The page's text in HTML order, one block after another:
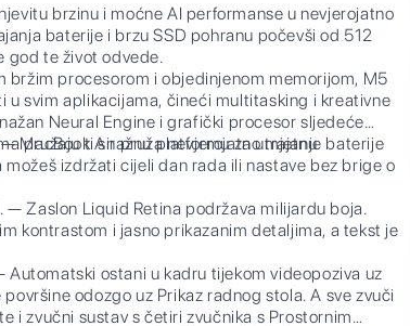
brzinu i moćne AI performanse u nevjerojatno
baterije i brzu SSD pohranu počevši od 512
god te život odvede.
bržim procesorom i objedinjenom memorijom, M5
u svim aplikacijama, čineći multitasking i kreativne
Neural Engine i grafički procesor sljedeće
pružaju ti snažnu platformu za umjetnu
— MacBook Air pruža nevjerojatno trajanje baterije
izdržati cijeli dan rada ili nastave bez brige o
— Zaslon Liquid Retina podržava milijardu boja.
kontrastom i jasno prikazanim detaljima, a tekst je
Automatski ostani u kadru tijekom videopoziva uz
odozgo uz Prikaz radnog stola. A sve zvuči
i zvučni sustav s četiri zvučnika s Prostornim